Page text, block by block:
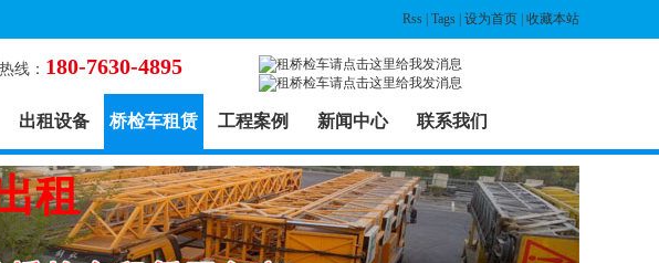
Rss Tags 设为首页 收藏本站
线： 180-7630-4895
出租设备 桥检车租赁 工程案例 新闻中心 联系我们